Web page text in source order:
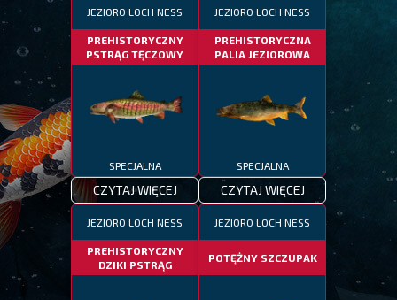
JEZIORO LOCH NESS
PREHISTORYCZNY
PSTRĄG TĘCZOWY
SPECJALNA
CZYTAJ WIĘCEJ
JEZIORO LOCH NESS
PREHISTORYCZNA
PALIA JEZIOROWA
SPECJALNA
CZYTAJ WIĘCEJ
JEZIORO LOCH NESS
PREHISTORYCZNY
DZIKI PSTRĄG
JEZIORO LOCH NESS
POTĘŻNY SZCZUPAK